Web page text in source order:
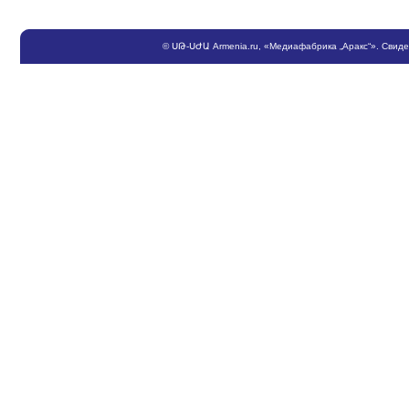
©ՍԹ-ՍԺԱ Armenia.ru , «Медиафабрика „Аракс“».